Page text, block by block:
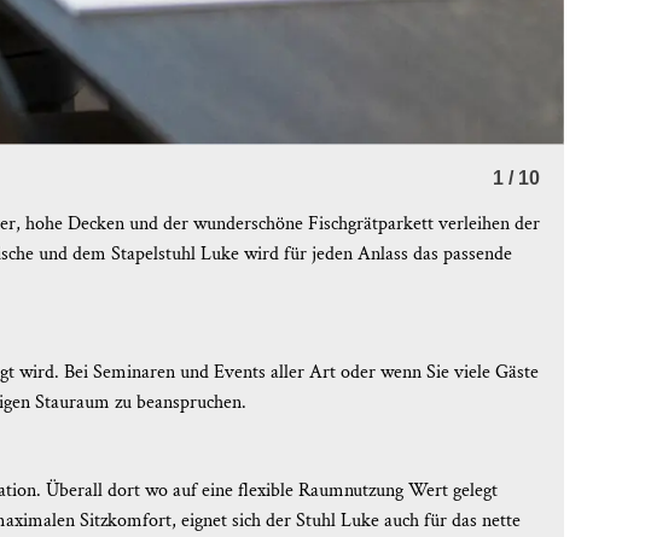
2 / 10
hohe Decken und der wunderschöne Fischgrätparkett verleihen der
und dem Stapelstuhl Luke wird für jeden Anlass das passende
wird. Bei Seminaren und Events aller Art oder wenn Sie viele Gäste
Stauraum zu beanspruchen.
Überall dort wo auf eine flexible Raumnutzung Wert gelegt
Sitzkomfort, eignet sich der Stuhl Luke auch für das nette